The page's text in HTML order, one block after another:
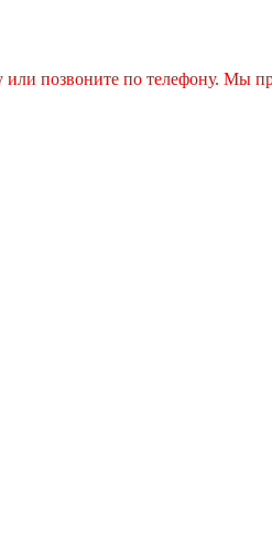
позвоните по телефону. Мы